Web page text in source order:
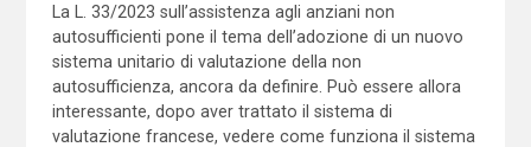
La L. 33/2023 sull’assistenza agli anziani non
autosufficienti pone il tema dell’adozione di un nuovo
sistema unitario di valutazione della non
autosufficienza, ancora da definire. Può essere allora
interessante, dopo aver trattato il sistema di
valutazione francese, vedere come funziona il sistema